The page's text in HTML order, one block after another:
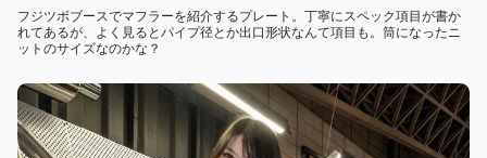
フジツボブースでマフラーを紹介するプレート。丁寧にスペック項目が書か
れてあるが、よく見るとパイプ径とか出口形状なんて項目も。筒になったニ
ットのサイズなのかな？